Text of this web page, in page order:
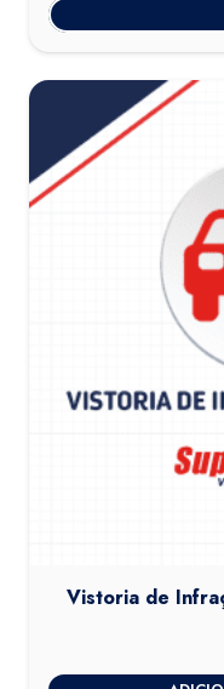
Vistoria de